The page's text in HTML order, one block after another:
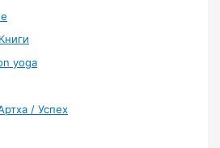
yoga
/ Успех